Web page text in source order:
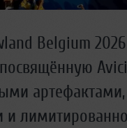
Belgium
и